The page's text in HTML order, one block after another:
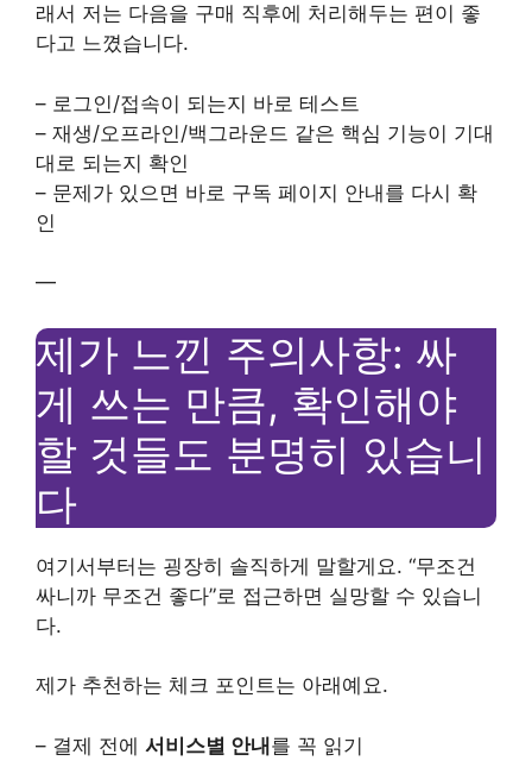
래서 저는 다음을 구매 직후에 처리해두는 편이 좋
다고 느꼈습니다.
– 로그인/접속이 되는지 바로 테스트
– 재생/오프라인/백그라운드 같은 핵심 기능이 기대
대로 되는지 확인
– 문제가 있으면 바로 구독 페이지 안내를 다시 확
인
—
제가 느낀 주의사항: 싸
게 쓰는 만큼, 확인해야
할 것들도 분명히 있습니
다
여기서부터는 굉장히 솔직하게 말할게요. “무조건
싸니까 무조건 좋다”로 접근하면 실망할 수 있습니
다.
제가 추천하는 체크 포인트는 아래예요.
– 결제 전에 서비스별 안내를 꼭 읽기